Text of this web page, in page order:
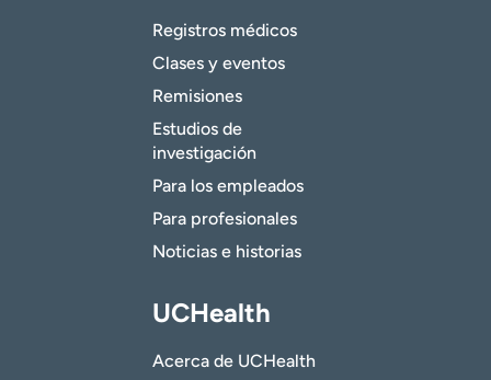
Registros médicos
Clases y eventos
Remisiones
Estudios de
investigación
Para los empleados
Para profesionales
Noticias e historias
UCHealth
Acerca de UCHealth